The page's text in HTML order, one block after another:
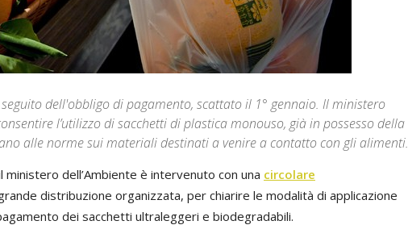
dell'obbligo di pagamento, scattato il 1° gennaio. Il ministero
l’utilizzo di sacchetti di plastica monouso, già in possesso della
alle norme sui materiali destinati a venire a contatto con gli alimenti.
dell’Ambiente è intervenuto con una circolare
distribuzione organizzata, per chiarire le modalità di applicazione
dei sacchetti ultraleggeri e biodegradabili.